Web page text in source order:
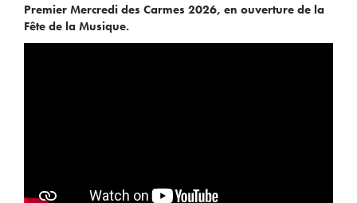
Premier Mercredi des Carmes 2026, en ouverture de la
Fête de la Musique.